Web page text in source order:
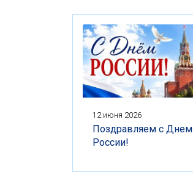
12 июня 2026
Поздравляем с Днем
России!